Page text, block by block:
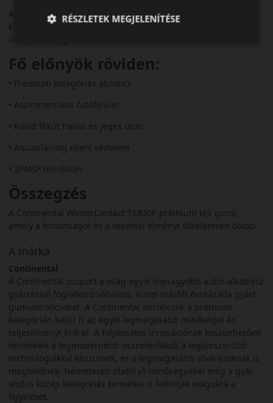
A TS830P ideális választás azoknak, akik prémium autóval
közlekednek, és télen is fontos számukra a sportos, precíz
Fő előnyök röviden:
• Prémium kategóriás abroncs
• Aszimmetrikus futófelület
• Rövid fékút havas és jeges úton
• Aquaplaning elleni védelem
• 3PMSF minősítés
Összegzés
A Continental WinterContact TS830P prémium téli gumi,
amely a biztonságot és a vezetési élményt tökéletesen ötvözi.
A márka
Continental
A Continental csoport a világ egyik legnagyobb autói-alkatrész
gyártással foglalkozó vállalata. Közel másfél évszázada gyárt
gumiabroncsokat. A Continental abroncsok a prémium
kategórián belül is az egyik legmagasabb minőséget és
teljesítményt érik el. A folyamatos innovációnak köszönhetően
termékeik a legmodernebb összetevőkből a legkorszerűbb
technológiákkal készülnek, és a legmagasabb elvárásoknak is
megfelelnek. Németesen stabil jó minőségükkel még a gyár
alsó is közép kategóriás termékei is felhívják magukra a
figyelmet.
RÉSZLETEK MEGJELENÍTÉSE